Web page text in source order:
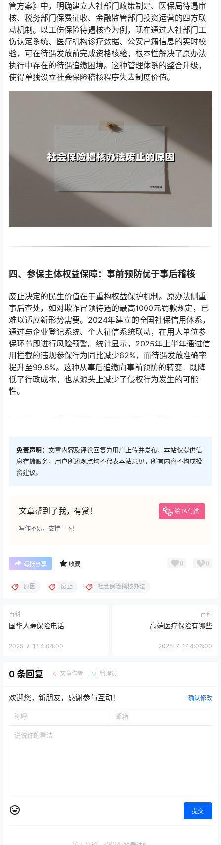
管方案》中，明确建立人社部门政策制定、医保局待遇审
核、税务部门保费征收、金融监管部门投资运营的四方联
动机制。以工伤保险待遇核查为例，现在通过人社部门工
伤认定系统、医疗机构诊疗数据、公安户籍信息的实时校
验，可在待遇发放前完成资格核验，根本性解决了原办法
执行中存在的待遇追缴困境。这种管理体系的整合升级，
使得单独设立社会保险稽核程序失去制度价值。
四、参保主体权益保障：事前预防优于事后稽核
废止决定的民生价值在于重构权益保护机制。原办法侧重
事后查处，如对欺诈冒领待遇的最高1000元罚款规定，已
难以适应新形势需要。2024年建立的全国社保信用体系，
通过与企业登记系统、个人征信系统联动，在用人单位参
保环节即进行风险预警。统计显示，2025年上半年通过信
用拦截的违规参保行为同比减少62%，而待遇发放准确率
提升至99.8%。这种从事后追缴向事前预防的转变，既降
低了行政成本，也从源头上减少了侵权行为发生的可能
性。
免责声明： 文章内容及评论回复为用户上传并发布，本站仅提供信
息存储服务，用户所述观点均不代表本站意见，所有内容不构成投
资建议。
文章帮到了我，有赏！ 给TA有赏
写作不易，支持一下！
海报分享 收藏 0 0
原因 废止 社会保险稽核办法
百科
国华人寿保险电话
2025-7-17 4:04:00
百科
高端医疗保险有哪些
2025-7-17 4:06:00
0 条回复 A 文章作者 M 管理员
欢迎您，新朋友，感谢参与互动！ 确认修改
提交